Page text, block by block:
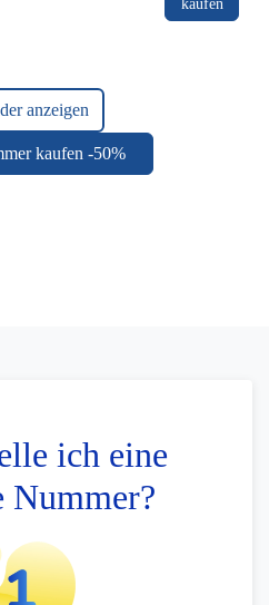
kaufen
anzeigen
kaufen -50%
ich eine